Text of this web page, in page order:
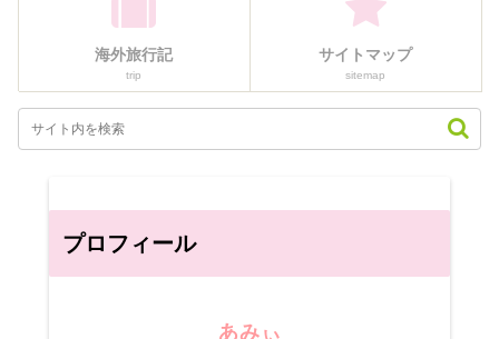
海外旅行記
trip
サイトマップ
sitemap
プロフィール
あみぃ